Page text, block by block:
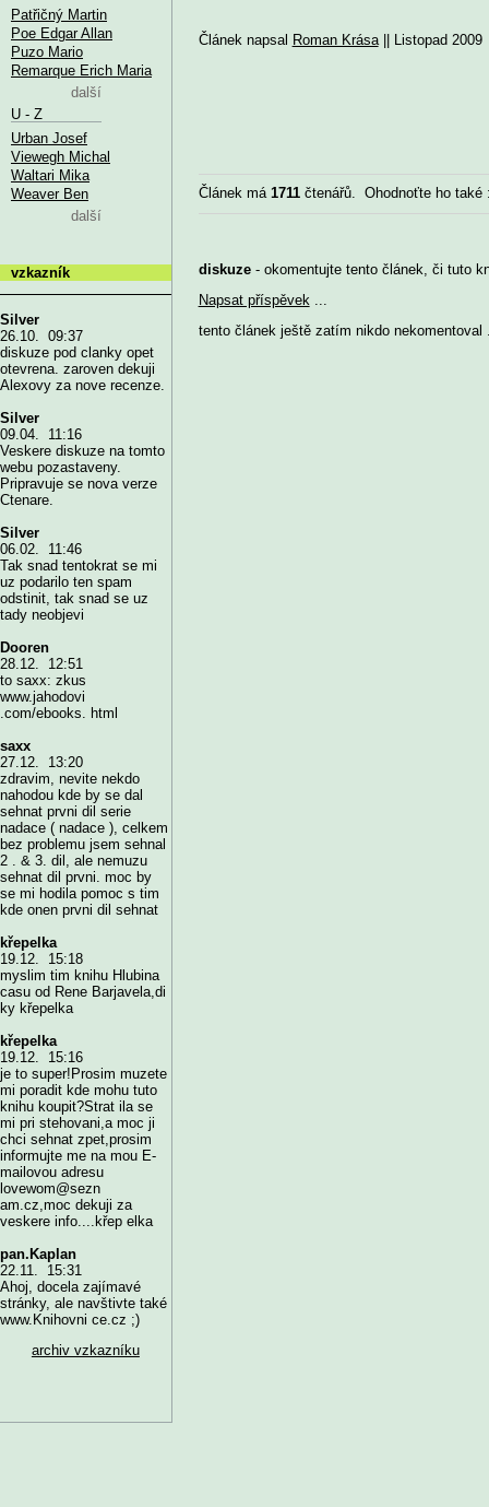
Článek napsal Roman Krása|| Listopad 2009
Článek má 1711čtenářů. Ohodnoťte ho
diskuze- okomentujte tento článek, či tuto
Napsat příspěvek...
tento článek ještě zatím nikdo nekomentoval
Patřičný Martin
Poe Edgar Allan
Puzo Mario
Remarque Erich Maria
další
U - Z
Urban Josef
Viewegh Michal
Waltari Mika
Weaver Ben
další
vzkazník
Silver
26.10. 09:37
diskuze pod clanky opet
otevrena. zaroven dekuji
Alexovy za nove recenze.
Silver
09.04. 11:16
Veskere diskuze na tomto
webu pozastaveny.
Pripravuje se nova verze
Ctenare.
Silver
06.02. 11:46
Tak snad tentokrat se mi
uz podarilo ten spam
odstinit, tak snad se uz
tady neobjevi
Dooren
28.12. 12:51
to saxx: zkus
www.jahodovi
.com/ebooks. html
saxx
27.12. 13:20
zdravim, nevite nekdo
nahodou kde by se dal
sehnat prvni dil serie
nadace ( nadace ), celkem
bez problemu jsem sehnal
2 . & 3. dil, ale nemuzu
sehnat dil prvni. moc by
se mi hodila pomoc s tim
kde onen prvni dil sehnat
křepelka
19.12. 15:18
myslim tim knihu Hlubina
casu od Rene Barjavela,di
ky křepelka
křepelka
19.12. 15:16
je to super!Prosim muzete
mi poradit kde mohu tuto
knihu koupit?Strat ila se
mi pri stehovani,a moc ji
chci sehnat zpet,prosim
informujte me na mou E-
mailovou adresu
lovewom@sezn
am.cz,moc dekuji za
veskere info....křep elka
pan.Kaplan
22.11. 15:31
Ahoj, docela zajímavé
stránky, ale navštivte také
www.Knihovni ce.cz ;)
archiv vzkazníku